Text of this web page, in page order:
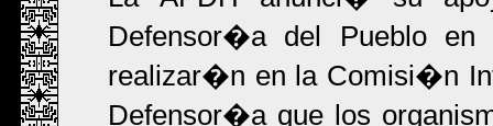
Defensor�a del Pueblo
realizar�n en la Comisi�n
Defensor�a que los